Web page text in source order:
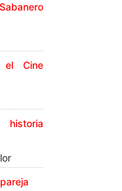
el Cine